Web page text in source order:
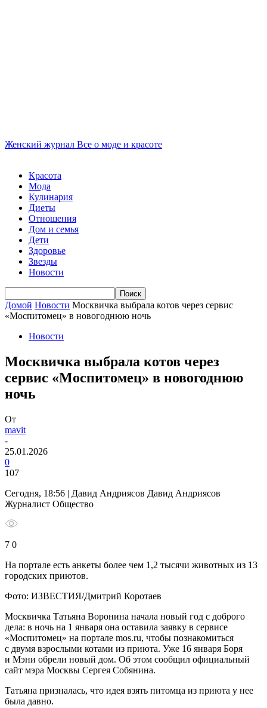
Женский журнал Все о моде и красоте
Красота
Мода
Кулинария
Диеты
Отношения
Дом и семья
Дети
Здоровье
Звезды
Новости
Домой Новости Москвичка выбрала котов через сервис
«Моспитомец» в новогоднюю ночь
Новости
Москвичка выбрала котов через
сервис «Моспитомец» в новогоднюю
ночь
От
mavit
-
25.01.2026
0
107
Сегодня, 18:56 | Давид Андриясов Давид Андриясов
Журналист Общество
7 0
На портале есть анкеты более чем 1,2 тысячи животных из 13
городских приютов.
Фото: ИЗВЕСТИЯ/Дмитрий Коротаев
Москвичка Татьяна Воронина начала новый год с доброго
дела: в ночь на 1 января она оставила заявку в сервисе
«Моспитомец» на портале mos.ru, чтобы познакомиться
с двумя взрослыми котами из приюта. Уже 16 января Боря
и Мэни обрели новый дом. Об этом сообщил официальный
сайт мэра Москвы Сергея Собянина.
Татьяна призналась, что идея взять питомца из приюта у нее
была давно.